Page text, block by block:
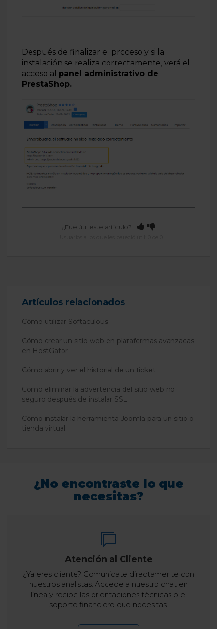
Después de finalizar el proceso y si la
instalación se realiza correctamente, verá el
acceso al panel administrativo de
PrestaShop.
¿Fue útil este artículo?
Artículos relacionados
Cómo utilizar Softaculous
Cómo crear un sitio web en plataformas avanzadas
en HostGator
Cómo abrir y ver el historial de un ticket
Cómo eliminar la advertencia del sitio web no
seguro después de instalar SSL
Cómo instalar la herramienta Joomla para un sitio o
tienda virtual
¿No encontraste lo que
necesitas?
Atención al Cliente
¿Ya eres cliente? Comunicate directamente con
nuestros analistas. Accede a nuestro chat en
línea y recibe las orientaciones técnicas o el
soporte financiero que necesitas.